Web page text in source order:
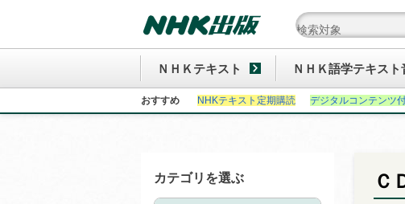
ＮＨＫテキスト ＮＨＫ語学テキスト
おすすめ NHKテキスト定期購読 デジタルコンテンツ
Ｃ
カテゴリを選ぶ